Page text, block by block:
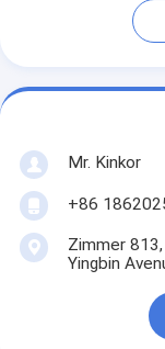
Mr. Kinkor
+86
Zimmer
Yingbin